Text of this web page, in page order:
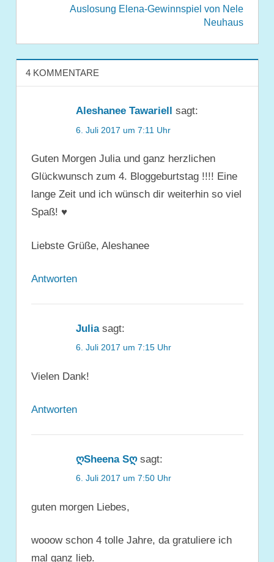
Auslosung Elena-Gewinnspiel von Nele
Neuhaus
4 KOMMENTARE
Aleshanee Tawariell sagt:
6. Juli 2017 um 7:11 Uhr
Guten Morgen Julia und ganz herzlichen
Glückwunsch zum 4. Bloggeburtstag !!!! Eine
lange Zeit und ich wünsch dir weiterhin so viel
Spaß! ♥
Liebste Grüße, Aleshanee
Antworten
Julia sagt:
6. Juli 2017 um 7:15 Uhr
Vielen Dank!
Antworten
ღSheena Sღ sagt:
6. Juli 2017 um 7:50 Uhr
guten morgen Liebes,
wooow schon 4 tolle Jahre, da gratuliere ich
mal ganz lieb.